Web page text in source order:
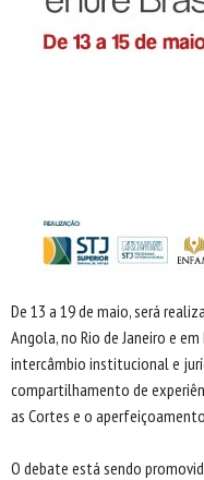
De 13 a 19 de maio, será
Angola, no Rio de Janeiro e
intercâmbio institucional e
compartilhamento de
as Cortes e o
O debate está sendo